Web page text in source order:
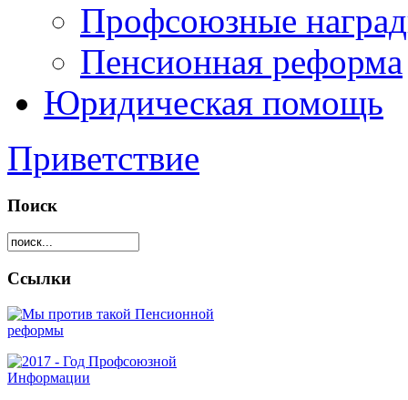
Профсоюзные
Пенсионная реформа
Юридическая помощь
Приветствие
Поиск
Ссылки